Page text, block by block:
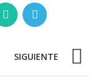
SIGUIENTE